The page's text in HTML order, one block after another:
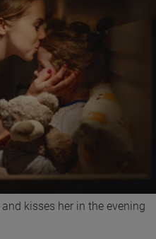
kisses her in the evening